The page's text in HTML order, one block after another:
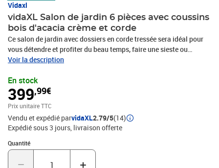
Vidaxl
vidaXL Salon de jardin 6 pièces avec coussins
bois d'acacia crème et corde
Ce salon de jardin avec dossiers en corde tressée sera idéal pour
vous détendre et profiter du beau temps, faire une sieste ou
discuter en famille ou entre amis. Avec son design intemporel, ce
terrasse, jardin ou salon. Ce canapé de jardin est doté de dossiers
en corde finement travaillés, ajoutant une touche sophistiquée à
tout espace extérieur. Cet ensemble de jardin est fabriqué en bois
d'acacia massif de haute qualité, un bois dur tropical résistant aux
intempéries et très durable. Grâce à sa finition à l'huile, ce salon de
jardin arbore une couleur chaleureuse et est facile à nettoyer et à
entretenir. De plus, la livraison comprend des coussins d'assise et
de dossier épais pour un confort optimal.Avec dossiers en
cordeCouleur du coussin : Blanc crèmeMatériau : Bois d’acacia
Voir la description
En stock
399,99€
Prix unitaire TTC
Vendu et expédié parvidaXL2.79/5(14)
Expédié sous 3 jours livraison offerte
Quantité
Quantité : 1